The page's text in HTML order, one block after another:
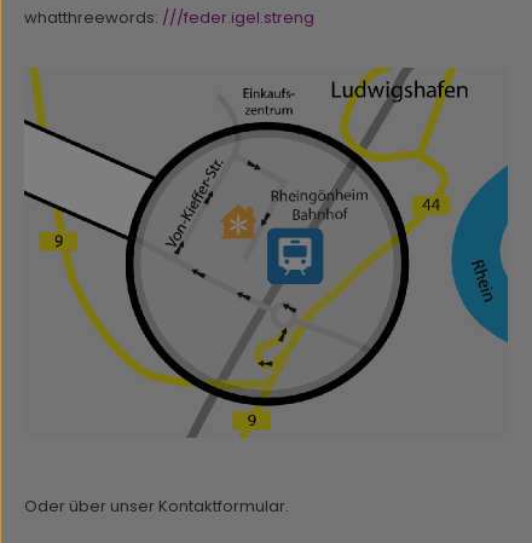
whatthreewords: ///feder.igel.streng
Oder über unser Kontaktformular.